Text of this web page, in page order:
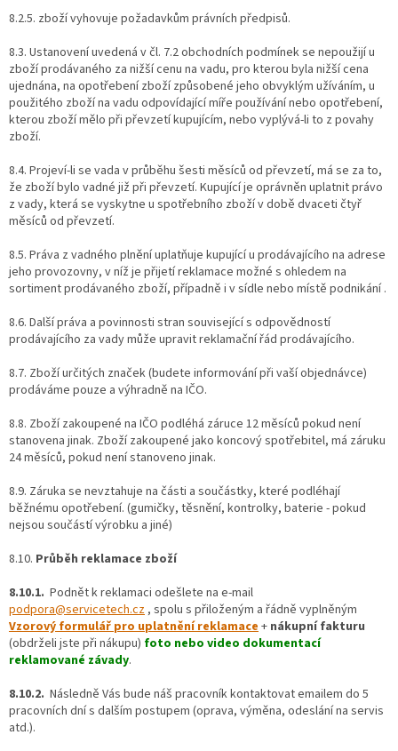
8.2.5. zboží vyhovuje požadavkům právních předpisů.
8.3. Ustanovení uvedená v čl. 7.2 obchodních podmínek se nepoužijí u
zboží prodávaného za nižší cenu na vadu, pro kterou byla nižší cena
ujednána, na opotřebení zboží způsobené jeho obvyklým užíváním, u
použitého zboží na vadu odpovídající míře používání nebo opotřebení,
kterou zboží mělo při převzetí kupujícím, nebo vyplývá-li to z povahy
zboží.
8.4. Projeví-li se vada v průběhu šesti měsíců od převzetí, má se za to,
že zboží bylo vadné již při převzetí. Kupující je oprávněn uplatnit právo
z vady, která se vyskytne u spotřebního zboží v době dvaceti čtyř
měsíců od převzetí.
8.5. Práva z vadného plnění uplatňuje kupující u prodávajícího na adrese
jeho provozovny, v níž je přijetí reklamace možné s ohledem na
sortiment prodávaného zboží, případně i v sídle nebo místě podnikání .
8.6. Další práva a povinnosti stran související s odpovědností
prodávajícího za vady může upravit reklamační řád prodávajícího.
8.7. Zboží určitých značek (budete informování při vaší objednávce)
prodáváme pouze a výhradně na IČO.
8.8. Zboží zakoupené na IČO podléhá záruce 12 měsíců pokud není
stanovena jinak. Zboží zakoupené jako koncový spotřebitel, má záruku
24 měsíců, pokud není stanoveno jinak.
8.9. Záruka se nevztahuje na části a součástky, které podléhají
běžnému opotřebení. (gumičky, těsnění, kontrolky, baterie - pokud
nejsou součástí výrobku a jiné)
8.10. Průběh reklamace zboží
8.10.1. Podnět k reklamaci odešlete na e-mail
podpora@servicetech.cz , spolu s přiloženým a řádně vyplněným
Vzorový formulář pro uplatnění reklamace + nákupní fakturu
(obdrželi jste při nákupu) foto nebo video dokumentací
reklamované závady.
8.10.2. Následně Vás bude náš pracovník kontaktovat emailem do 5
pracovních dní s dalším postupem (oprava, výměna, odeslání na servis
atd.).